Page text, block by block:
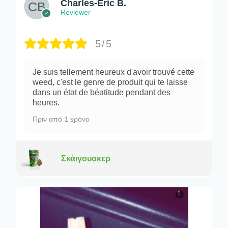
Charles-Éric B.
Reviewer
5/5
Je suis tellement heureux d'avoir trouvé cette
weed, c'est le genre de produit qui te laisse
dans un état de béatitude pendant des
heures.
Πριν από 1 χρόνο
Σκάιγουοκερ